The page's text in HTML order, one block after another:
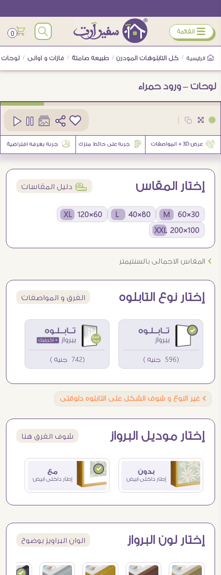
ÿ القائمة 0
الرئيسية / كل التابلوهات المودرن / طبيعه صامتة / فازات و اوانى / لوحات
لوحات – ورود حمراء
إختار المقاس í دليل المقاسات
30×60 M
80×40 L
60×120 XL
100×200 XXL
Ö المقاس الاجمالى بالسنتيمتر
إختار نوع التابلوه الفرق و المواصفات
(596 جنيه ) (742 جنيه )
Ö غير النوع و شوف الشكل على التابلوه دلوقتى
إختار موديل البرواز شوف الفرق هنا
إختار لون البرواز الوان البراويز بوضوح